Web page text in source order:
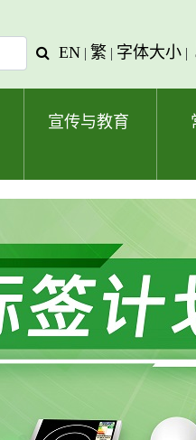
查
字
EN | 繁 | 字体大小 |
宣传与教育